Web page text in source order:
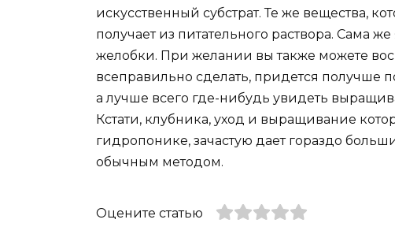
искусственный субстрат. Те же вещества,
получает из питательного раствора. Сама
желобки. При желании вы также можете
всеправильно сделать, придется получше
а лучше всего где-нибудь увидеть
Кстати, клубника, уход и выращивание
гидропонике, зачастую дает гораздо
обычным методом.
Оцените статью